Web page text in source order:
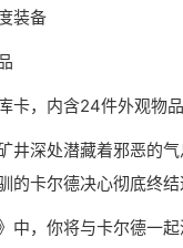
装备
卡，内含24件外观物
井深处潜藏着邪恶的
的卡尔德决心彻底终结
中，你将与卡尔德一